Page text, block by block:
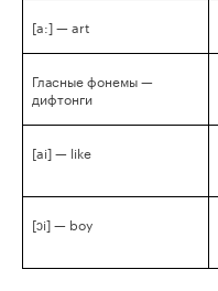
[a:] — art
Гласные фонемы —
дифтонги
[ai] — like
[ɔi] — boy